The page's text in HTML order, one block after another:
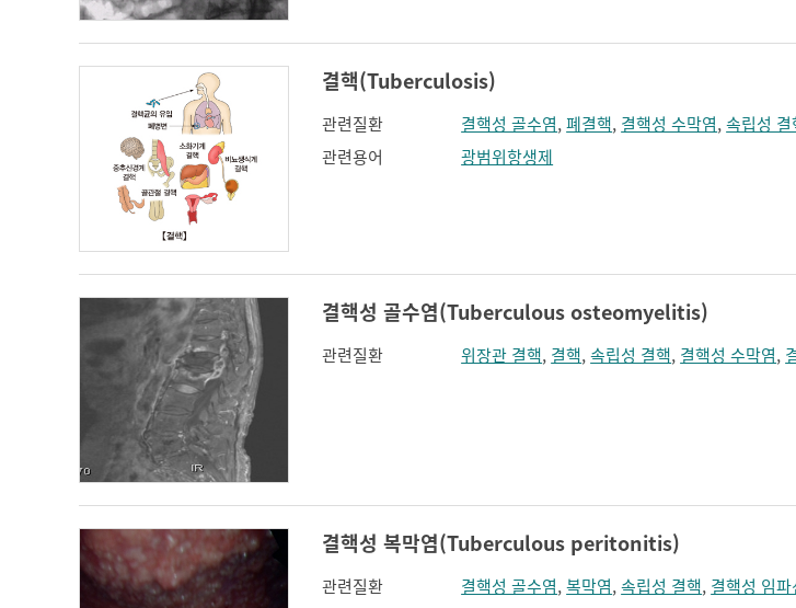
결핵(Tuberculosis)
관련질환 결핵성 골수염,폐결핵, 결핵성 수막염,속립성 결
관련용어
광범위항생제
결핵성 골수염(Tuberculous osteomyelitis)
관련질환 위장관 결핵, 결핵,속립성 결핵, 결핵성 수막염,
결핵성 복막염(Tuberculous peritonitis)
관련질환 결핵성 골수염,복막염,속립성 결핵, 결핵성 임파